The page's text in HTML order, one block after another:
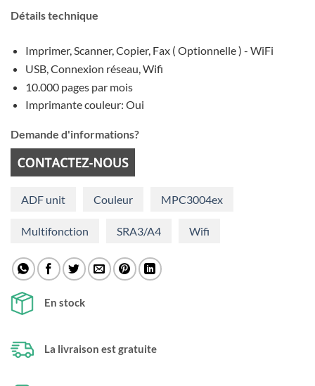
Détails technique
Imprimer, Scanner, Copier, Fax ( Optionnelle ) - WiFi
USB, Connexion réseau, Wifi
10.000 pages par mois
Imprimante couleur: Oui
Demande d'informations?
ADF unit Couleur MPC3004ex
Multifonction SRA3/A4 Wifi
En stock
La livraison est gratuite